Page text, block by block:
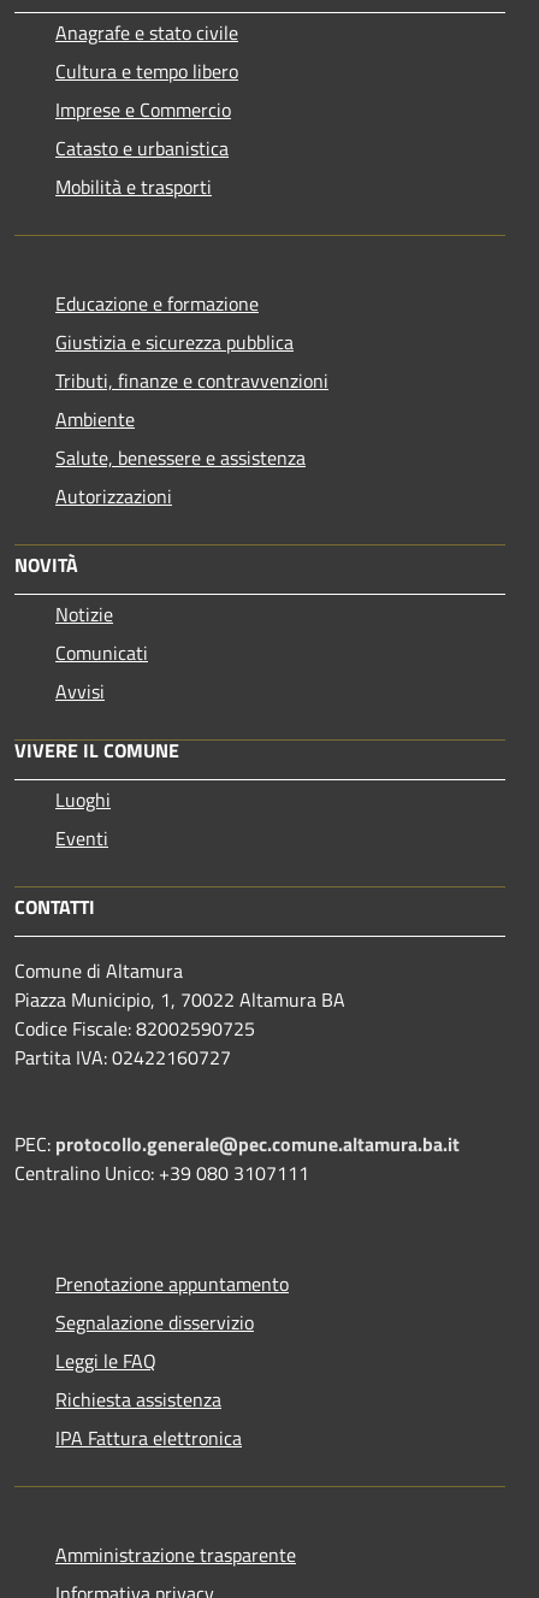
Anagrafe e stato civile
Cultura e tempo libero
Imprese e Commercio
Catasto e urbanistica
Mobilità e trasporti
Educazione e formazione
Giustizia e sicurezza pubblica
Tributi, finanze e contravvenzioni
Ambiente
Salute, benessere e assistenza
Autorizzazioni
NOVITÀ
Notizie
Comunicati
Avvisi
VIVERE IL COMUNE
Luoghi
Eventi
CONTATTI
Comune di Altamura
Piazza Municipio, 1, 70022 Altamura BA
Codice Fiscale: 82002590725
Partita IVA: 02422160727
PEC: protocollo.generale@pec.comune.altamura.ba.it
Centralino Unico: +39 080 3107111
Prenotazione appuntamento
Segnalazione disservizio
Leggi le FAQ
Richiesta assistenza
IPA Fattura elettronica
Amministrazione trasparente